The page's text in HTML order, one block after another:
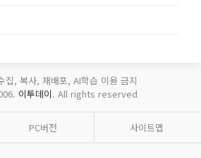
집, 복사, 재배포, AI학습 이용 금지
이투데이. All rights reserved
PC버전 사이트맵